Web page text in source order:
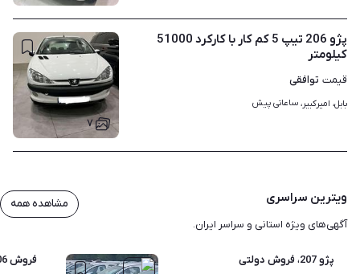
۷
پژو 206 تیپ 5 کم کار با کارکرد 51000
کیلومتر
قیمت توافقی
بابل، امیرکبیر، ساعاتی پیش
ویترین سراسری
آگهی‌های ویژه استانی و سراسر ایران.
مشاهده همه
پژو 207، فروش دولتی فروش 206 مدل 99